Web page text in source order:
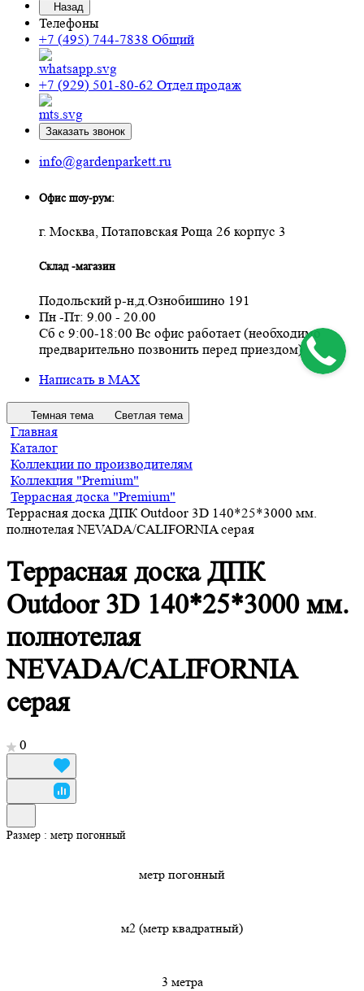
Назад
Телефоны
+7 (495) 744-7838 Общий
+7 (929) 501-80-62 Отдел продаж
Заказать звонок
info@gardenparkett.ru
Офис шоу-рум:
г. Москва, Потаповская Роща 26 корпус 3
Склад -магазин
Подольский р-н,д.Ознобишино 191
Пн -Пт: 9.00 - 20.00
Сб с 9:00-18:00 Вс офис работает (необходимо
предварительно позвонить перед приездом)
Написать в MAX
Темная тема Светлая тема
Главная
Каталог
Коллекции по производителям
Коллекция "Premium"
Террасная доска "Premium"
Террасная доска ДПК Outdoor 3D 140*25*3000 мм.
полнотелая NEVADA/CALIFORNIA серая
Террасная доска ДПК
Outdoor 3D 140*25*3000 мм.
полнотелая
NEVADA/CALIFORNIA
серая
0
Размер : метр погонный
метр погонный
м2 (метр квадратный)
3 метра